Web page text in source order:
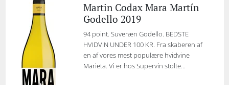
Martin Codax Mara Martín
Godello 2019
94 point. Suveræn Godello. BEDSTE
HVIDVIN UNDER 100 KR. Fra skaberen af
en af vores mest populære hvidvine
Marieta. Vi er hos Supervin stolte...